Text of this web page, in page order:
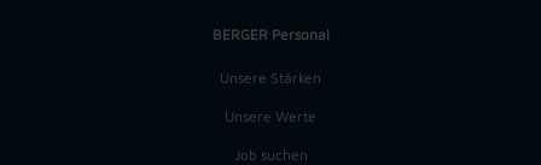
BERGER Personal
Unsere Stärken
Unsere Werte
Job suchen